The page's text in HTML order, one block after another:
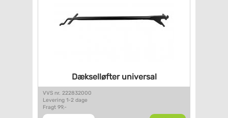
Dækselløfter universal
VVS nr. 222832000
Levering 1-2 dage
Fragt 99,-